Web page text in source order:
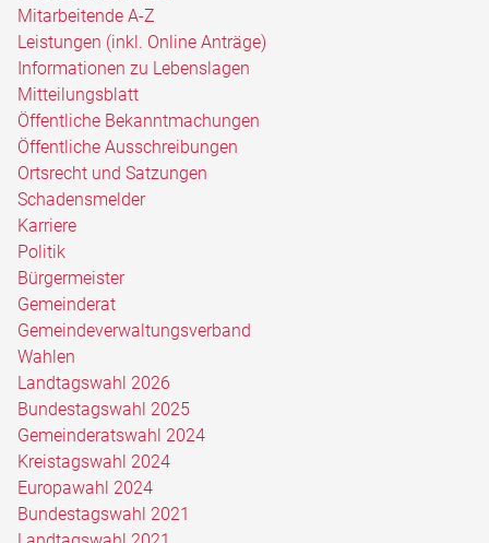
Mitarbeitende A-Z
Leistungen (inkl. Online Anträge)
Informationen zu Lebenslagen
Mitteilungsblatt
Öffentliche Bekanntmachungen
Öffentliche Ausschreibungen
Ortsrecht und Satzungen
Schadensmelder
Karriere
Politik
Bürgermeister
Gemeinderat
Gemeindeverwaltungsverband
Wahlen
Landtagswahl 2026
Bundestagswahl 2025
Gemeinderatswahl 2024
Kreistagswahl 2024
Europawahl 2024
Bundestagswahl 2021